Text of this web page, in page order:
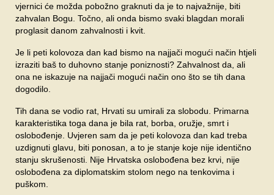
vjernici će možda pobožno graknuti da je to najvažnije, biti
zahvalan Bogu. Točno, ali onda bismo svaki blagdan morali
proglasit danom zahvalnosti i kvit.
Je li peti kolovoza dan kad bismo na najjači mogući način htjeli
izraziti baš to duhovno stanje poniznosti? Zahvalnost da, ali
ona ne iskazuje na najjači mogući način ono što se tih dana
dogodilo.
Tih dana se vodio rat, Hrvati su umirali za slobodu. Primarna
karakteristika toga dana je bila rat, borba, oružje, smrt i
oslobođenje. Uvjeren sam da je peti kolovoza dan kad treba
uzdignuti glavu, biti ponosan, a to je stanje koje nije identično
stanju skrušenosti. Nije Hrvatska oslobođena bez krvi, nije
oslobođena za diplomatskim stolom nego na tenkovima i
puškom.